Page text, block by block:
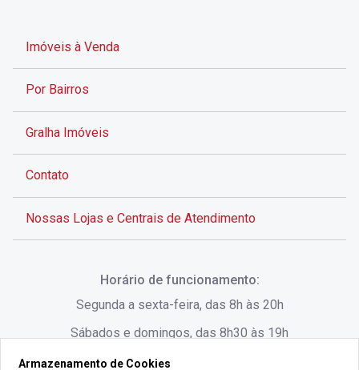
Imóveis à Venda
Por Bairros
Gralha Imóveis
Contato
Nossas Lojas e Centrais de Atendimento
Horário de funcionamento:
Segunda a sexta-feira, das 8h às 20h
Sábados e domingos, das 8h30 às 19h
Armazenamento de Cookies